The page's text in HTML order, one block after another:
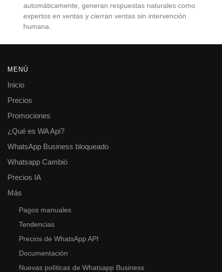
automáticamente, generan respuestas naturales como
expertos en ventas y cierran ventas sin intervención
humana.
MENÚ
Inicio
Precios
Promociones
¿Qué es WA Api?
WhatsApp Business bloqueado
Whatsapp Cambió
Precios IA
Más
Pagos manuales
Tendencias
Precios de WhatsApp API
Documentación
Nuevas políticas de Whatsapp Business